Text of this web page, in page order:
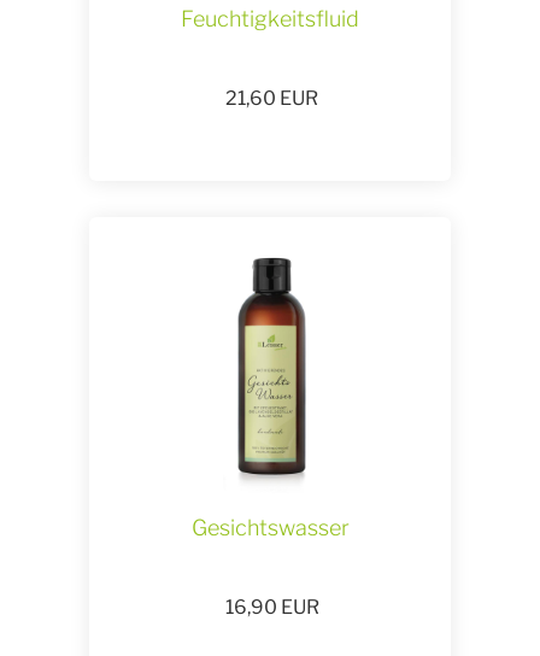
Feuchtigkeitsfluid
21,60 EUR
Gesichtswasser
16,90 EUR